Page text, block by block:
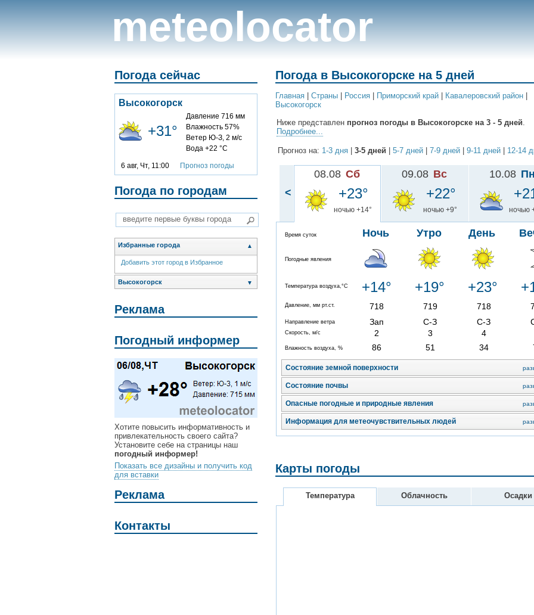
meteolocator
Погода сейчас
Высокогорск
+31°
Давление 716 мм
Влажность 57%
Ветер Ю-З, 2 м/с
Вода +22 °C
6 авг, Чт, 11:00 Прогноз погоды
Погода по городам
Избранные города ▲
Добавить этот город в Избранное
Высокогорск ▼
Реклама
Погодный информер
Хотите повысить информативность и
привлекательность своего сайта?
Установите себе на страницы наш
погодный информер!
Показать все дизайны и получить код
для вставки
Реклама
Контакты
Погода в Высокогорске на 5 дней
Главная Cтраны Россия Приморский край Кавалеровский район
Высокогорск
Ниже представлен прогноз погоды в Высокогорске на 3 - 5 дней.
Подробнее...
Прогноз на: 1-3 дня 3-5 дней 5-7 дней 7-9 дней 9-11 дней 12-14
<
08.08 Сб
+23°
ночью +14°
Время суток Ночь Утро День
Погодные явления
Температура воздуха,°C +14° +19° +23°
Давление, мм рт.ст. 718 719 718
Направление ветра Зап С-З С-З
Скорость, м/с 2 3 4
Влажность воздуха, % 86 51 34
Состояние земной поверхности
Состояние почвы
Опасные погодные и природные явления
Информация для метеочувствительных людей
09.08 Вс
+22°
ночью +9°
10.08 Пн
ночью
Карты погоды
Температура Облачность Осадки